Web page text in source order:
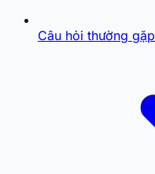
Câu hỏi thường gặp